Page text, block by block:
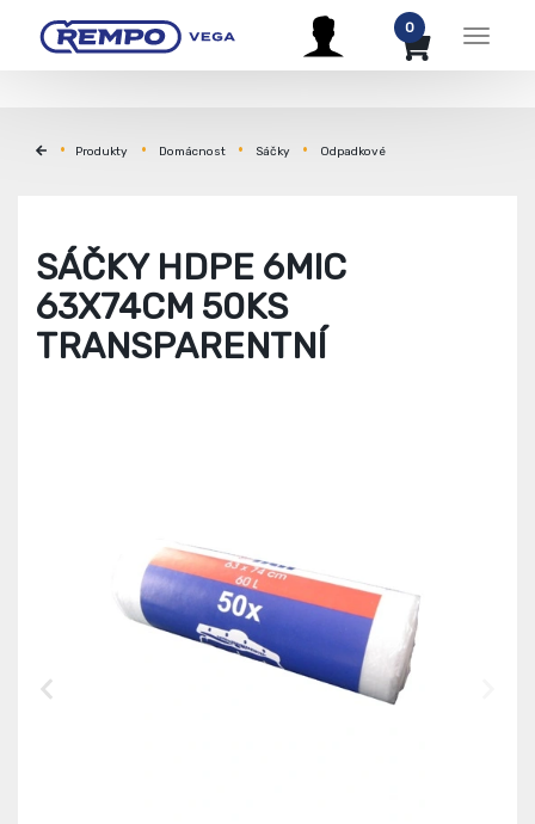
Menu
0
Produkty Domácnost Sáčky Odpadkové
SÁČKY HDPE 6MIC
63X74CM 50KS
TRANSPARENTNÍ